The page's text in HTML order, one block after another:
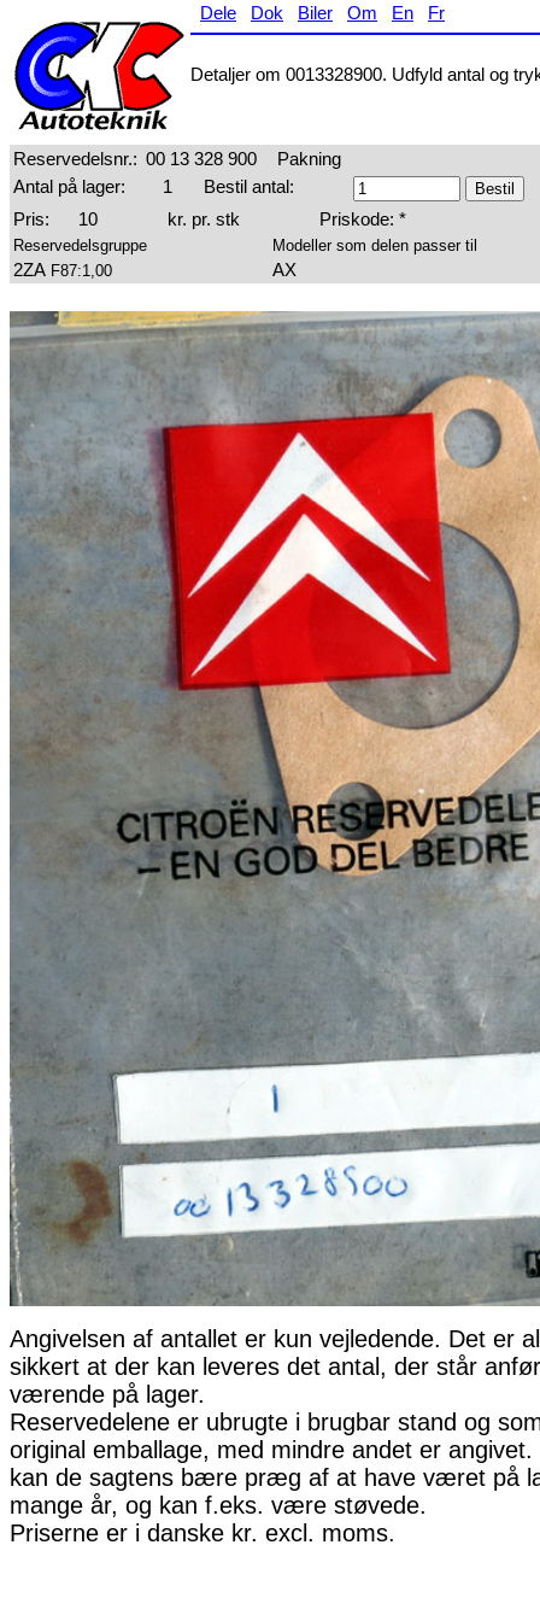
Dele Dok Biler Om En Fr
Detaljer om 0013328900. Udfyld antal og
Reservedelsnr.: 00 13 328 900
Pakning
Antal på lager:
1
Bestil antal:
Pris:
10 kr. pr. stk Priskode: *
Reservedelsgruppe Modeller som delen passer til
2ZA F87:1,00 AX
Angivelsen af antallet er kun vejledende. Det er
sikkert at der kan leveres det antal, der står
værende på lager.
Reservedelene er ubrugte i brugbar stand og
original emballage, med mindre andet er angivet.
kan de sagtens bære præg af at have været på
mange år, og kan f.eks. være støvede.
Priserne er i danske kr. excl. moms.